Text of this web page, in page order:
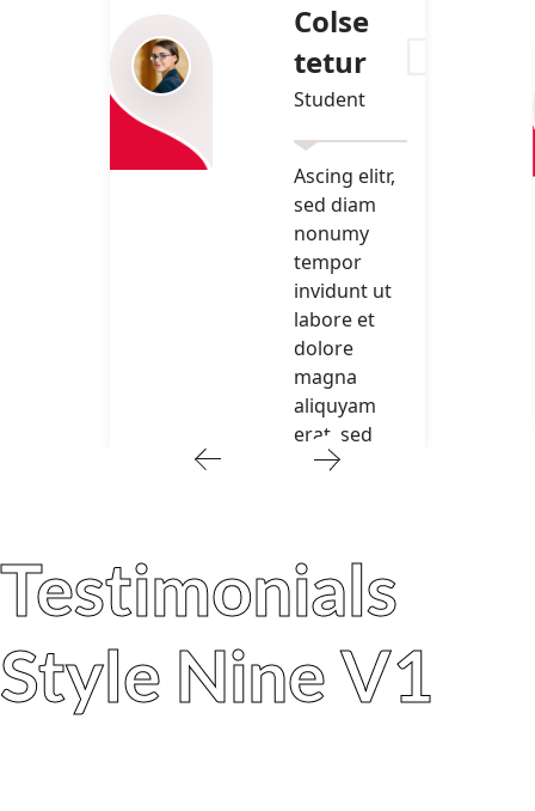
Colse
tetur
Student
Ascing elitr,
sed diam
nonumy
tempor
invidunt ut
labore et
dolore
magna
aliquyam
erat, sed
diam
Testimonials
Style Nine V1